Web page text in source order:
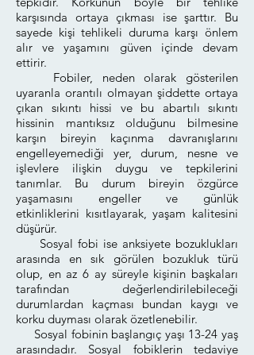
karşısında ortaya çıkması ise şarttır. Bu
sayede kişi tehlikeli duruma karşı önlem
alır ve yaşamını güven içinde devam
ettirir.
Fobiler, neden olarak gösterilen
uyaranla orantılı olmayan şiddette ortaya
çıkan sıkıntı hissi ve bu abartılı sıkıntı
hissinin mantıksız olduğunu bilmesine
karşın bireyin kaçınma davranışlarını
engelleyemediği yer, durum, nesne ve
işlevlere ilişkin duygu ve tepkilerini
tanımlar. Bu durum bireyin özgürce
yaşamasını engeller ve günlük
etkinliklerini kısıtlayarak, yaşam kalitesini
düşürür.
Sosyal fobi ise anksiyete bozuklukları
arasında en sık görülen bozukluk türü
olup, en az 6 ay süreyle kişinin başkaları
tarafından değerlendirilebileceği
durumlardan kaçması bundan kaygı ve
korku duyması olarak özetlenebilir.
Sosyal fobinin başlangıç yaşı 13-24 yaş
arasındadır. Sosyal fobiklerin tedaviye